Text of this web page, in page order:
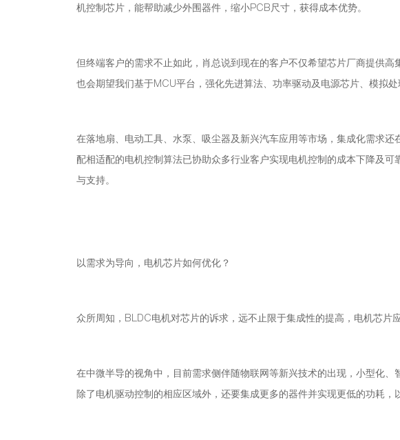
机控制芯片，能帮助减少外围器件，缩小PCB尺寸，获得成本优势。
但终端客户的需求不止如此，肖总说到现在的客户不仅希望芯片厂商提供
也会期望我们基于MCU平台，强化先进算法、功率驱动及电源芯片、模拟
在落地扇、电动工具、水泵、吸尘器及新兴汽车应用等市场，集成化需求
配相适配的电机控制算法已协助众多行业客户实现电机控制的成本下降及
与支持。
以需求为导向，电机芯片如何优化？
众所周知，BLDC电机对芯片的诉求，远不止限于集成性的提高，电机芯片
在中微半导的视角中，目前需求侧伴随物联网等新兴技术的出现，小型化
除了电机驱动控制的相应区域外，还要集成更多的器件并实现更低的功耗，